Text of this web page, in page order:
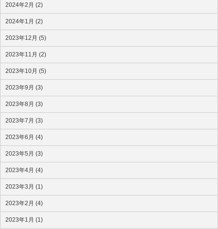
2024年2月 (2)
2024年1月 (2)
2023年12月 (5)
2023年11月 (2)
2023年10月 (5)
2023年9月 (3)
2023年8月 (3)
2023年7月 (3)
2023年6月 (4)
2023年5月 (3)
2023年4月 (4)
2023年3月 (1)
2023年2月 (4)
2023年1月 (1)